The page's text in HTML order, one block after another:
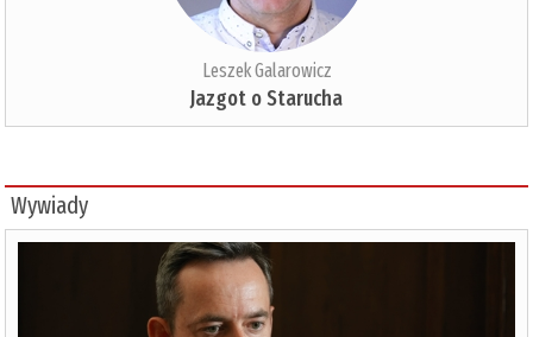
Leszek Galarowicz
Jazgot o Starucha
Wywiady